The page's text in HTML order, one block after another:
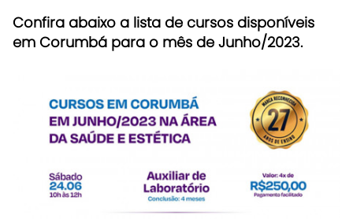
Confira abaixo a lista de cursos disponíveis
em Corumbá para o mês de Junho/2023.